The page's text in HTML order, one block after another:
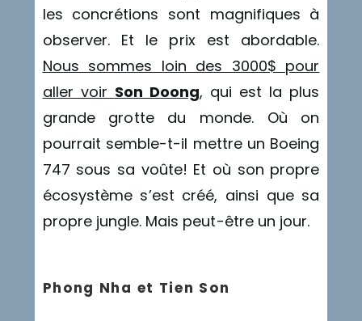
les concrétions sont magnifiques à
observer. Et le prix est abordable.
Nous sommes loin des 3000$ pour
aller voir Son Doong, qui est la plus
grande grotte du monde. Où on
pourrait semble-t-il mettre un Boeing
747 sous sa voûte! Et où son propre
écosystème s’est créé, ainsi que sa
propre jungle. Mais peut-être un jour.
Phong Nha et Tien Son